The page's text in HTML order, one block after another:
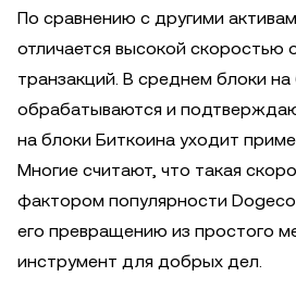
По сравнению с другими
отличается высокой скоростью
транзакций. В среднем блоки на
обрабатываются и
на блоки Биткоина уходит
Многие считают, что такая
фактором популярности
его превращению из простого
инструмент для добрых дел.